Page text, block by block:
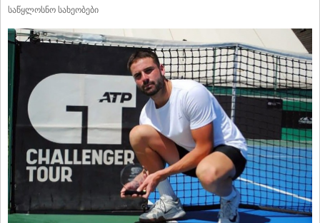
საწყლოსნო სახეობები